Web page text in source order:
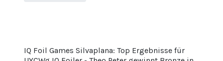
IQ Foil Games Silvaplana: Top Ergebnisse für